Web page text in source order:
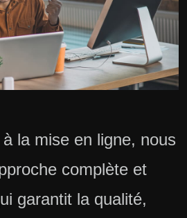
la mise en ligne, nous
complète et
garantit la qualité,